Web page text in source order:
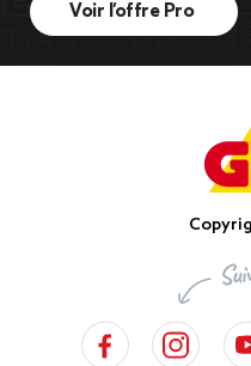
Voir l’offre Pro